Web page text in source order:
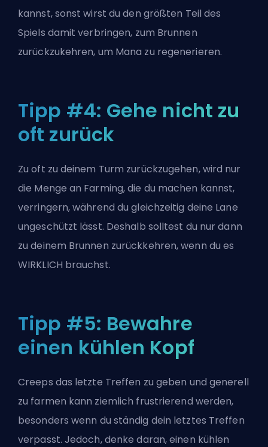
kannst, sonst wirst du den größten Teil des
Spiels damit verbringen, zum Brunnen
zurückzukehren, um Mana zu regenerieren.
Tipp #4: Gehe nicht zu
oft zurück
Zu oft zu deinem Turm zurückzugehen, wird nur
die Menge an Farming, die du machen kannst,
verringern, während du gleichzeitig deine Lane
ungeschützt lässt. Deshalb solltest du nur dann
zu deinem Brunnen zurückkehren, wenn du es
WIRKLICH brauchst.
Tipp #5: Bewahre
einen kühlen Kopf
Creeps das letzte Treffen zu geben und generell
zu farmen kann ziemlich frustrierend werden,
besonders wenn du ständig dein letztes Treffen
verpasst. Jedoch, denke daran, einen kühlen